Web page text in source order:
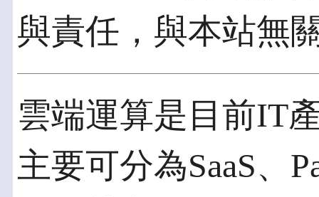
與責任，與本站無
雲端運算是目前IT
主要可分為SaaS、